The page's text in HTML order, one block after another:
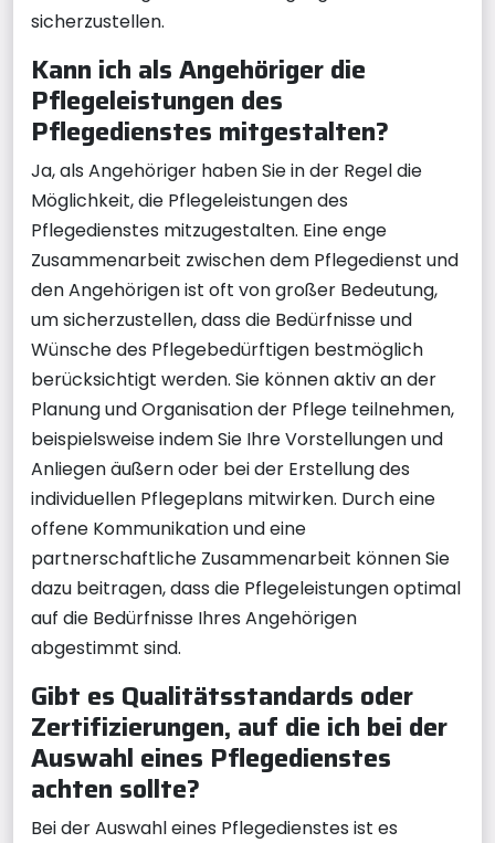
sicherzustellen.
Kann ich als Angehöriger die
Pflegeleistungen des
Pflegedienstes mitgestalten?
Ja, als Angehöriger haben Sie in der Regel die
Möglichkeit, die Pflegeleistungen des
Pflegedienstes mitzugestalten. Eine enge
Zusammenarbeit zwischen dem Pflegedienst und
den Angehörigen ist oft von großer Bedeutung,
um sicherzustellen, dass die Bedürfnisse und
Wünsche des Pflegebedürftigen bestmöglich
berücksichtigt werden. Sie können aktiv an der
Planung und Organisation der Pflege teilnehmen,
beispielsweise indem Sie Ihre Vorstellungen und
Anliegen äußern oder bei der Erstellung des
individuellen Pflegeplans mitwirken. Durch eine
offene Kommunikation und eine
partnerschaftliche Zusammenarbeit können Sie
dazu beitragen, dass die Pflegeleistungen optimal
auf die Bedürfnisse Ihres Angehörigen
abgestimmt sind.
Gibt es Qualitätsstandards oder
Zertifizierungen, auf die ich bei der
Auswahl eines Pflegedienstes
achten sollte?
Bei der Auswahl eines Pflegedienstes ist es